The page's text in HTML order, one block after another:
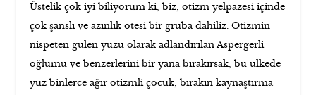
Üstelik çok iyi biliyorum ki, biz, otizm yelpazesi içinde
çok şanslı ve azınlık ötesi bir gruba dahiliz. Otizmin
nispeten gülen yüzü olarak adlandırılan Aspergerli
oğlumu ve benzerlerini bir yana bırakırsak, bu ülkede
yüz binlerce ağır otizmli çocuk, bırakın kaynaştırma